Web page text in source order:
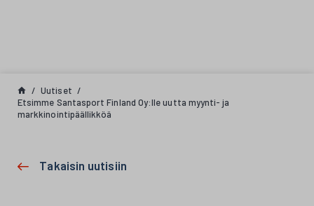
Uutiset
Etsimme Santasport Finland Oy:lle uutta myynti- ja
markkinointipäällikköä
Takaisin uutisiin